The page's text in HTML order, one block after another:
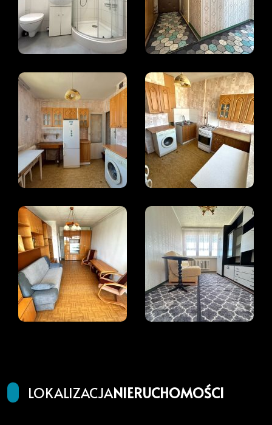
LOKALIZACJANIERUCHOMOŚCI